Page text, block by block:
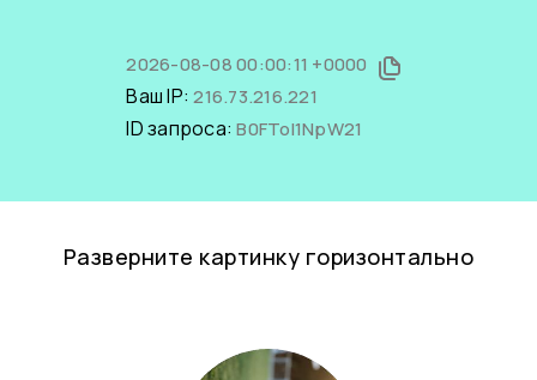
2026-08-08 00:00:11 +0000
Ваш IP:216.73.216.221
ID запроса:B0FTol1NpW21
Разверните картинку горизонтально